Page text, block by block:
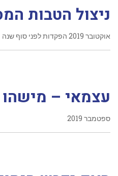
ניצול הטבות המס
אוקטובר 2019 הפקדות לפני סוף שנה
עצמאי – מישהו
ספטמבר 2019